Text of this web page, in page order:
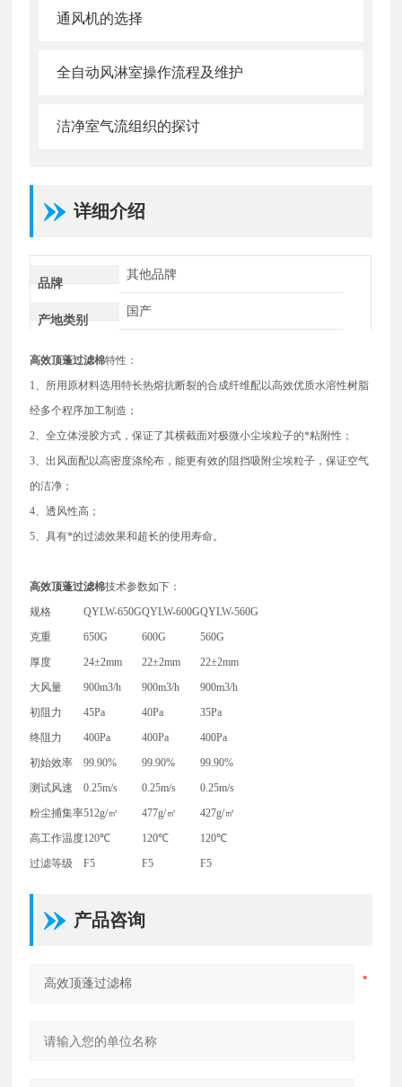
通风机的选择
全自动风淋室操作流程及维护
洁净室气流组织的探讨
详细介绍
品牌
其他品牌
产地类别
国产
高效顶蓬过滤棉特性：
1、所用原材料选用特长热熔抗断裂的合成纤维配以高效优质水溶性树脂
经多个程序加工制造；
2、全立体浸胶方式，保证了其横截面对极微小尘埃粒子的*粘附性；
3、出风面配以高密度涤纶布，能更有效的阻挡吸附尘埃粒子，保证空气
的洁净；
4、透风性高；
5、具有*的过滤效果和超长的使用寿命。
高效顶蓬过滤棉技术参数如下：
规格
QYLW-650GQYLW-600GQYLW-560G
克重
650G 600G
560G
厚度
24±2mm 22±2mm
22±2mm
大风量
900m3/h 900m3/h
900m3/h
初阻力
45Pa 40Pa
35Pa
终阻力
400Pa 400Pa
400Pa
初始效率
99.90% 99.90%
99.90%
测试风速
0.25m/s 0.25m/s
0.25m/s
粉尘捕集率512g/㎡ 477g/㎡
427g/㎡
高工作温度120℃ 120℃
120℃
过滤等级
F5 F5 F5
产品咨询